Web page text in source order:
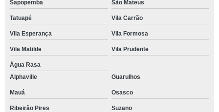
Sapopemba São Mateus
Tatuapé Vila Carrão
Vila Esperança Vila Formosa
Vila Matilde Vila Prudente
Água Rasa
Alphaville
Guarulhos
Mauá Osasco
Ribeirão Pires
Suzano